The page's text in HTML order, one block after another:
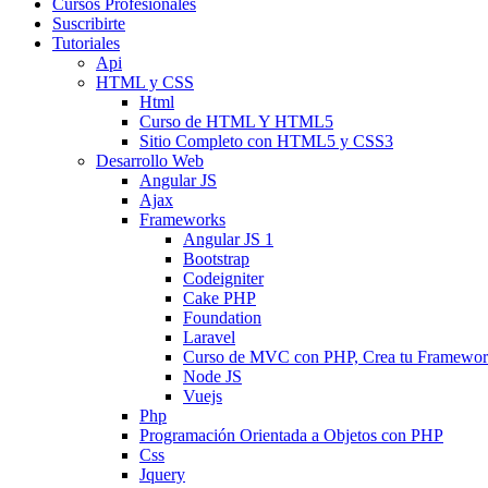
Cursos Profesionales
Suscribirte
Tutoriales
Api
HTML y CSS
Html
Curso de HTML Y HTML5
Sitio Completo con HTML5 y CSS3
Desarrollo Web
Angular JS
Ajax
Frameworks
Angular JS 1
Bootstrap
Codeigniter
Cake PHP
Foundation
Laravel
Curso de MVC con PHP, Crea tu
Node JS
Vuejs
Php
Programación Orientada a Objetos con PHP
Css
Jquery